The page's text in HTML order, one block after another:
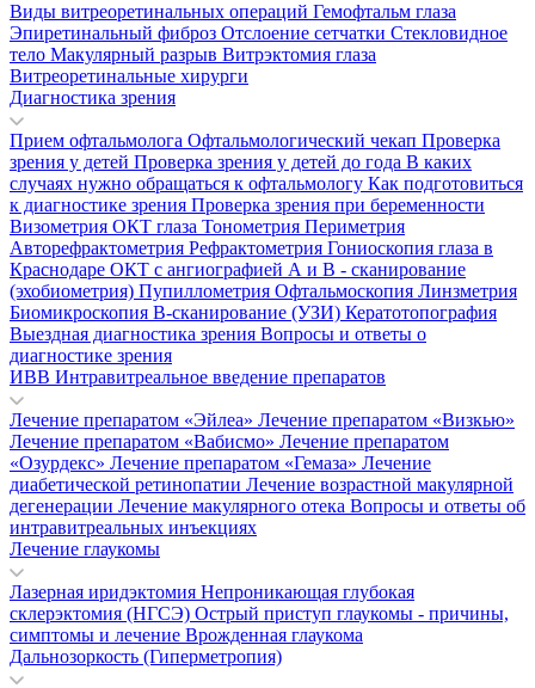
Виды витреоретинальных операций Гемофтальм глаза
Эпиретинальный фиброз Отслоение сетчатки Стекловидное
тело Макулярный разрыв Витрэктомия глаза
Витреоретинальные хирурги
Диагностика зрения
Прием офтальмолога Офтальмологический чекап Проверка
зрения у детей Проверка зрения у детей до года В каких
случаях нужно обращаться к офтальмологу Как подготовиться
к диагностике зрения Проверка зрения при беременности
Визометрия ОКТ глаза Тонометрия Периметрия
Авторефрактометрия Рефрактометрия Гониоскопия глаза в
Краснодаре ОКТ с ангиографией А и В - сканирование
(эхобиометрия) Пупиллометрия Офтальмоскопия Линзметрия
Биомикроскопия В-сканирование (УЗИ) Кератотопография
Выездная диагностика зрения Вопросы и ответы о
диагностике зрения
ИВВ Интравитреальное введение препаратов
Лечение препаратом «Эйлеа» Лечение препаратом «Визкью»
Лечение препаратом «Вабисмо» Лечение препаратом
«Озурдекс» Лечение препаратом «Гемаза» Лечение
диабетической ретинопатии Лечение возрастной макулярной
дегенерации Лечение макулярного отека Вопросы и ответы об
интравитреальных инъекциях
Лечение глаукомы
Лазерная иридэктомия Непроникающая глубокая
склерэктомия (НГСЭ) Острый приступ глаукомы - причины,
симптомы и лечение Врожденная глаукома
Дальнозоркость (Гиперметропия)